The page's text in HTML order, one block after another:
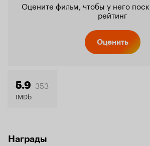
Оцените фильм, чтобы у него
рейтинг
Оценить
5.9 353
IMDb
Награды